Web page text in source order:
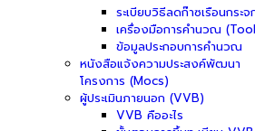
ระเบียบวิธีลดก๊าซเรือนกระจ
เครื่องมือการคำนวณ
ข้อมูลประกอบการคำนวณ
หนังสือแจ้งความประสงค์พัฒนา
โครงการ (Mocs)
ผู้ประเมินภายนอก (VVB)
VVB คืออะไร